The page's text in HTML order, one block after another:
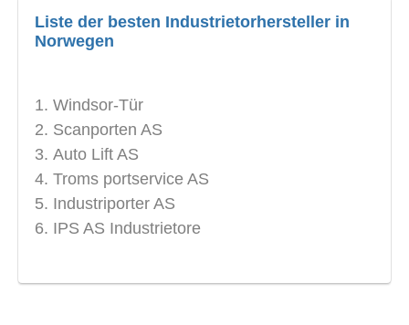
Liste der besten Industrietorhersteller in
Norwegen
Windsor-Tür
Scanporten AS
Auto Lift AS
Troms portservice AS
Industriporter AS
IPS AS Industrietore